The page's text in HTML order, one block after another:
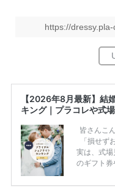
https://
【2026年8月最新】結
キング｜プラコレや式
皆さんこ
「損せず
実は、式
のギフト券
ため、比